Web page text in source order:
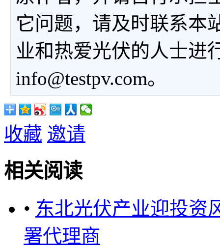
它问题，请及时联系本
业和热爱光伏的人士进
info@testpv.com。
收藏 邀请
相关阅读
• 东北光伏产业迎投资
署代理商